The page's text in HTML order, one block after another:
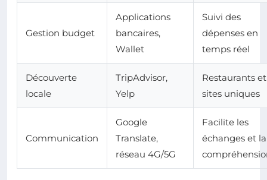
Gestion budget
Applications
bancaires,
Wallet
Suivi des
dépenses en
temps réel
Découverte
locale
TripAdvisor,
Yelp
Restaurants et
sites uniques
Communication
Google
Translate,
réseau 4G/5G
Facilite les
échanges et la